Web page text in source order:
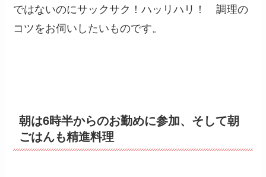
ではないのにサックサク！ハッリハリ！ 調理の
コツをお伺いしたいものです。
朝は6時半からのお勤めに参加、そして朝
ごはんも精進料理